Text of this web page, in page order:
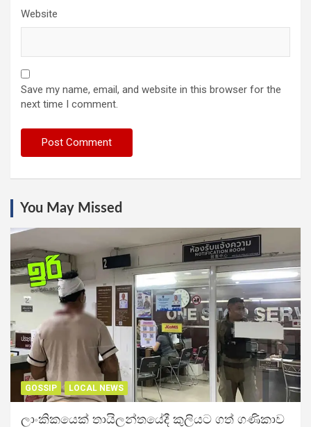
Website
Save my name, email, and website in this browser for the
next time I comment.
You May Missed
GOSSIP LOCAL NEWS
ලාංකිකයෙක් තායිලන්තයේදී කුලියට ගත් ගණිකාව